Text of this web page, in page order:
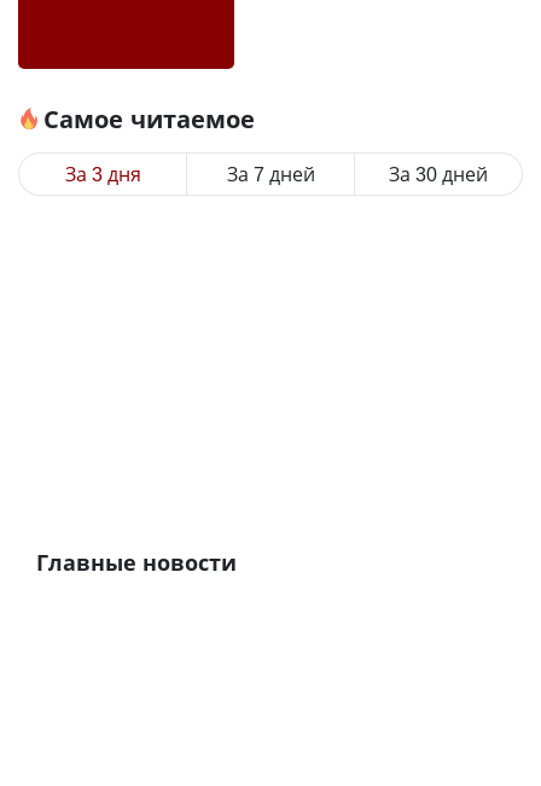
Самое читаемое
За 3 дня За 7 дней За 30 дней
Главные новости